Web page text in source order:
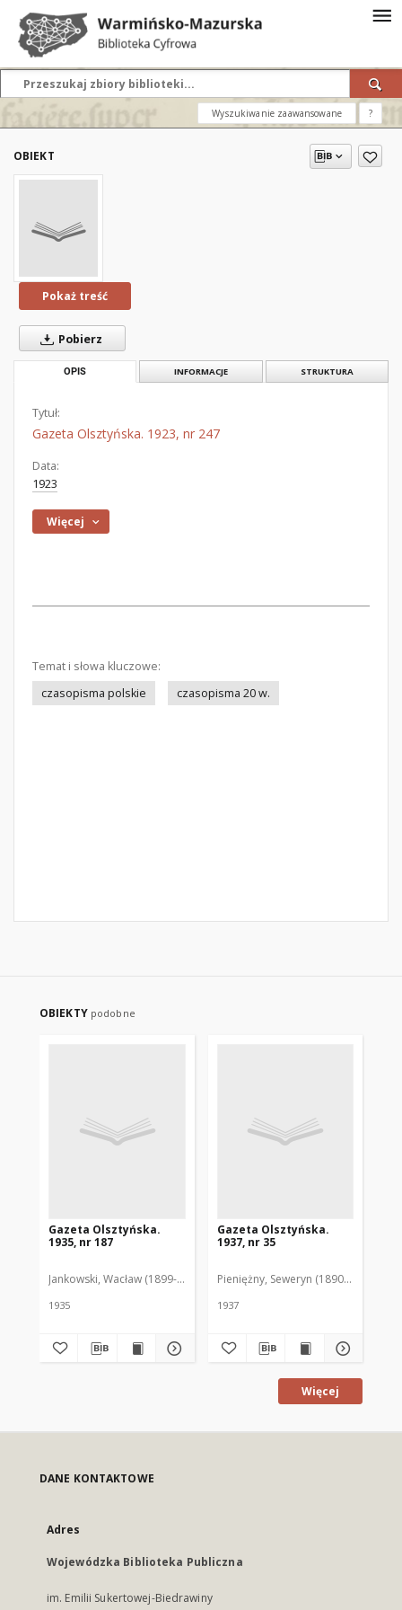
Wyszukiwanie zaawansowane ?
OBIEKT
Pokaż treść
Pobierz
OPIS INFORMACJE STRUKTURA
Tytuł:
Gazeta Olsztyńska. 1923, nr 247
Data:
1923
Więcej
Temat i słowa kluczowe:
czasopisma polskie
czasopisma 20 w.
OBIEKTY podobne
Gazeta Olsztyńska.
1935, nr 187
Jankowski, Wacław (1899-1975). Red.
1935
Gazeta Olsztyńska.
1937, nr 35
Pieniężny, Seweryn (1890-1940). Red.
1937
Więcej
DANE KONTAKTOWE
Adres
Wojewódzka Biblioteka Publiczna
im. Emilii Sukertowej-Biedrawiny